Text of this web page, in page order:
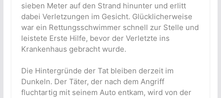
sieben Meter auf den Strand hinunter und erlitt
dabei Verletzungen im Gesicht. Glücklicherweise
war ein Rettungsschwimmer schnell zur Stelle und
leistete Erste Hilfe, bevor der Verletzte ins
Krankenhaus gebracht wurde.
Die Hintergründe der Tat bleiben derzeit im
Dunkeln. Der Täter, der nach dem Angriff
fluchtartig mit seinem Auto entkam, wird von der